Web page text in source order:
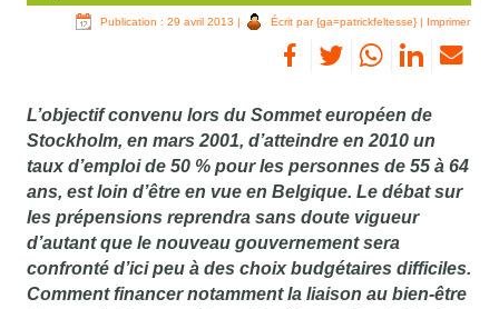
Publication : 29 avril 2013 | Écrit par {ga=patrickfeltesse} | Imprimer
L’objectif convenu lors du Sommet européen de
Stockholm, en mars 2001, d’atteindre en 2010 un
taux d’emploi de 50 % pour les personnes de 55 à 64
ans, est loin d’être en vue en Belgique. Le débat sur
les prépensions reprendra sans doute vigueur
d’autant que le nouveau gouvernement sera
confronté d’ici peu à des choix budgétaires difficiles.
Comment financer notamment la liaison au bien-être